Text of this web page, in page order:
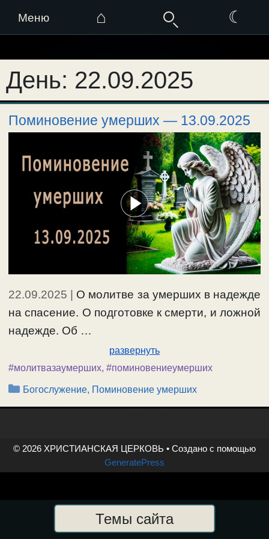
Меню ⌂ ☾
к
содержимому
День: 22.09.2025
Поминовение умерших — 13.09.2025
22.09.2025 | О молитве за умерших в надежде
на спасение. О подготовке к смерти, и ложной
надежде. Об …
развернуть
#молитвазаумерших, #поминовениеумерших
Рубрики
Богослужение, Поминовение умерших
© 2026 ХРИСТИАНСКАЯ ЦЕРКОВЬ • Создано с помощью
GeneratePress
Темы сайта